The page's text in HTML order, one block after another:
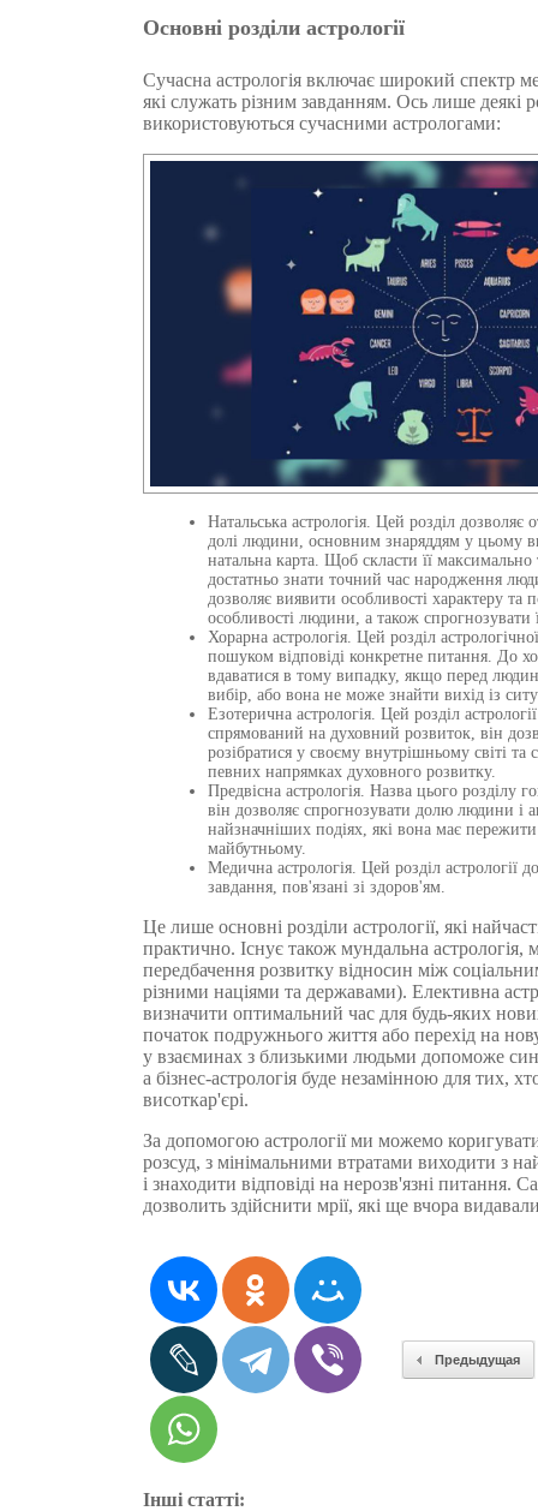
Основні розділи астрології
Сучасна астрологія включає широкий спектр
які служать різним завданням. Ось лише деякі
використовуються сучасними астрологами:
Натальська астрологія. Цей розділ дозволяє
долі людини, основним знаряддям у цьому
натальна карта. Щоб скласти її максимально
достатньо знати точний час народження
дозволяє виявити особливості характеру та
особливості людини, а також спрогнозувати
Хорарна астрологія. Цей розділ
пошуком відповіді конкретне питання. До
вдаватися в тому випадку, якщо перед
вибір, або вона не може знайти вихід із
Езотерична астрологія. Цей розділ
спрямований на духовний розвиток, він
розібратися у своєму внутрішньому світі та
певних напрямках духовного розвитку.
Предвісна астрологія. Назва цього розділу
він дозволяє спрогнозувати долю людини і
найзначніших подіях, які вона має
майбутньому.
Медична астрологія. Цей розділ астрології
завдання, пов'язані зі здоров'ям.
Це лише основні розділи астрології, які
практично. Існує також мундальна астрологія,
передбачення розвитку відносин між
різними націями та державами). Елективна
визначити оптимальний час для будь-яких
початок подружнього життя або перехід на
у взаєминах з близькими людьми допоможе
а бізнес-астрологія буде незамінною для тих,
висоткар'єрі.
За допомогою астрології ми можемо
розсуд, з мінімальними втратами виходити з
і знаходити відповіді на нерозв'язні питання.
дозволить здійснити мрії, які ще вчора
Предыдущая
Інші статті: